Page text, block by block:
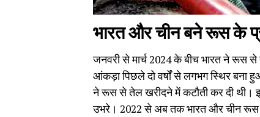
भारत और चीन बने रूस के
जनवरी से मार्च 2024 के बीच भारत ने रूस
आंकड़ा पिछले दो वर्षों से लगभग स्थिर बना
ने रूस से तेल खरीदने में कटौती कर दी थी।
उभरे। 2022 से अब तक भारत और चीन रूस